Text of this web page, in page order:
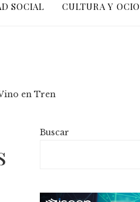
SOCIAL CULTURA Y OCIO
Buscar